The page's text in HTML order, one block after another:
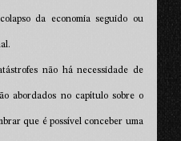
da economia seguido ou
não há necessidade de
abordados no capítulo sobre o
que é possível conceber uma